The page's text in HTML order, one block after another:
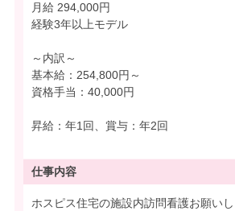
月給 294,000円
経験3年以上モデル
～内訳～
基本給：254,800円～
資格手当：40,000円
昇給：年1回、賞与：年2回
仕事内容
ホスピス住宅の施設内訪問看護お願いし